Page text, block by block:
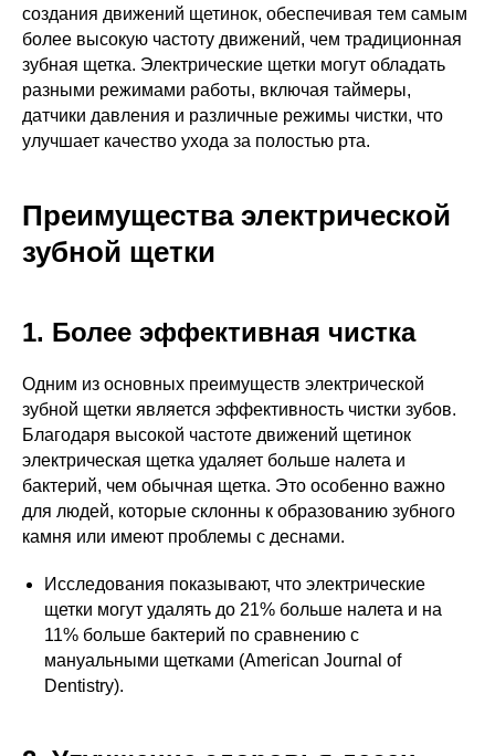
создания движений щетинок, обеспечивая тем самым
более высокую частоту движений, чем традиционная
зубная щетка. Электрические щетки могут обладать
разными режимами работы, включая таймеры,
датчики давления и различные режимы чистки, что
улучшает качество ухода за полостью рта.
Преимущества электрической
зубной щетки
1. Более эффективная чистка
Одним из основных преимуществ электрической
зубной щетки является эффективность чистки зубов.
Благодаря высокой частоте движений щетинок
электрическая щетка удаляет больше налета и
бактерий, чем обычная щетка. Это особенно важно
для людей, которые склонны к образованию зубного
камня или имеют проблемы с деснами.
Исследования показывают, что электрические
щетки могут удалять до 21% больше налета и на
11% больше бактерий по сравнению с
мануальными щетками (American Journal of
Dentistry).